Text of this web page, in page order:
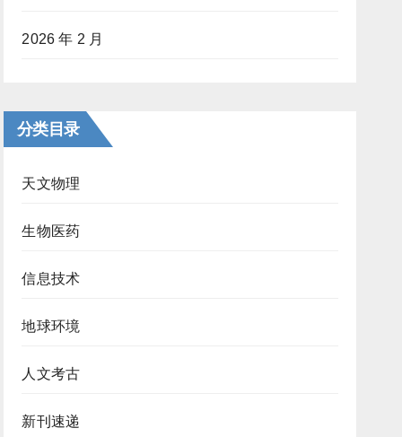
2026 年 2 月
分类目录
天文物理
生物医药
信息技术
地球环境
人文考古
新刊速递